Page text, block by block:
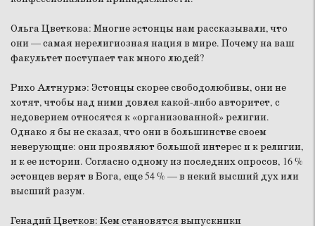
Ольга Цветкова: Многие эстонцы нам рассказывали, что
они — самая нерелигиозная нация в мире. Почему на ваш
факультет поступает так много людей?
Рихо Алтнурмэ: Эстонцы скорее свободолюбивы, они не
хотят, чтобы над ними довлел какой-либо авторитет, с
недоверием относятся к «организованной» религии.
Однако я бы не сказал, что они в большинстве своем
неверующие: они проявляют большой интерес и к религии,
и к ее истории. Согласно одному из последних опросов, 16 %
эстонцев верят в Бога, еще 54 % — в некий высший дух или
высший разум.
Генадий Цветков: Кем становятся выпускники